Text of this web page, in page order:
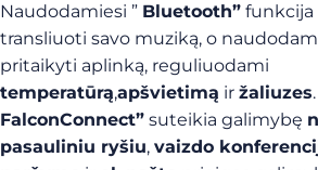
Naudodamiesi ” Bluetooth” funkcija
transliuoti savo muziką, o
pritaikyti aplinką, reguliuodami
temperatūrą,apšvietimą ir žaliuzes
FalconConnect” suteikia galimybę
pasauliniu ryšiu, vaizdo